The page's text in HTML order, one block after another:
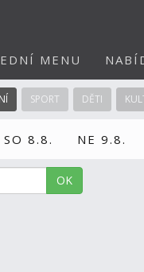
MENU
SPORT DĚTI
SO 8.8. NE 9.8.
OK